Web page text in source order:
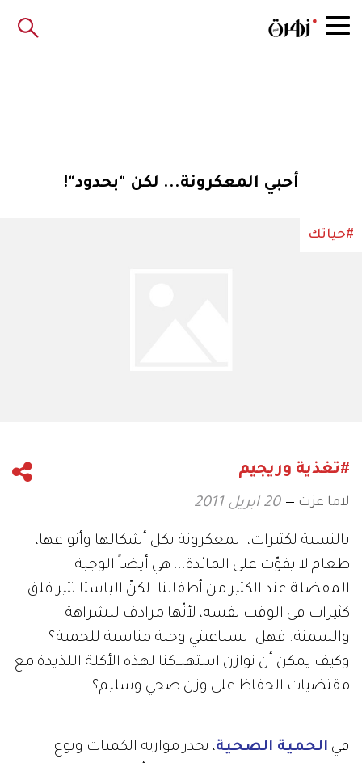
أحبي المعكرونة... لكن "بحدود"!
#حياتك
#تغذية وريجيم
لاما عزت 20 ابريل 2011
بالنسبة لكثيرات، المعكرونة بكل أشكالها وأنواعها،
طعام لا يفوّت على المائدة... هي أيضاً الوجبة
المفضلة عند الكثير من أطفالنا. لكنّ الباستا تثير قلق
كثيرات في الوقت نفسه، لأنّها مرادف للشراهة
والسمنة. فهل السباغيتي وجبة مناسبة للحمية؟
وكيف يمكن أن نوازن استهلاكنا لهذه الأكلة اللذيذة مع
مقتضيات الحفاظ على وزن صحي وسليم؟
في الحمية الصحية، تجدر موازنة الكميات ونوع